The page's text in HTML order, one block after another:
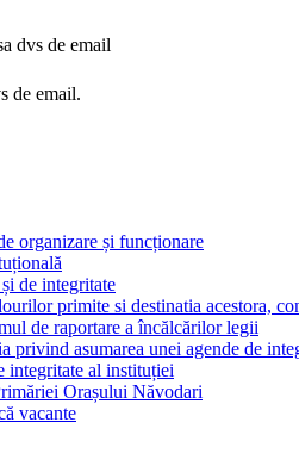
dvs de email
de email.
organizare și funcționare
de integritate
primite si destinatia acestora,
de raportare a încălcărilor legii
privind asumarea unei agende de
integritate al instituției
Orașului Năvodari
vacante